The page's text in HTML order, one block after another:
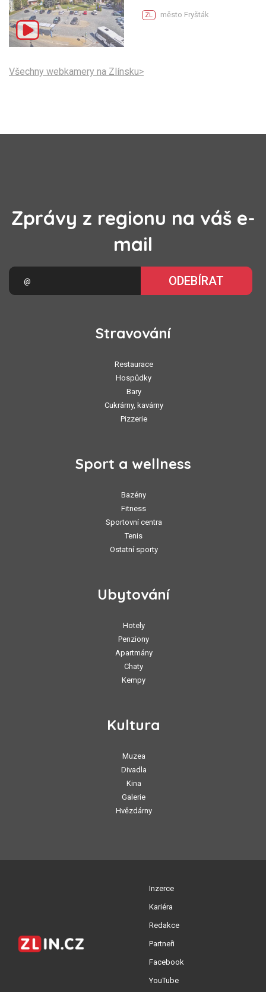
ZL město Fryšták
Všechny webkamery na Zlínsku>
Zprávy z regionu na váš e-
mail
ODEBÍRAT
Stravování
Restaurace
Hospůdky
Bary
Cukrárny, kavárny
Pizzerie
Sport a wellness
Bazény
Fitness
Sportovní centra
Tenis
Ostatní sporty
Ubytování
Hotely
Penziony
Apartmány
Chaty
Kempy
Kultura
Muzea
Divadla
Kina
Galerie
Hvězdárny
Inzerce
Kariéra
Redakce
Partneři
Facebook
YouTube